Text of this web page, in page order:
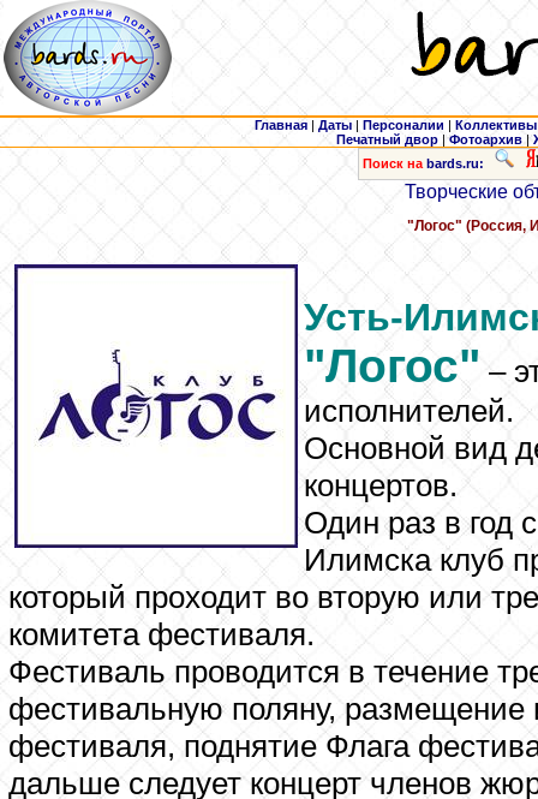
Главная | Даты | Персоналии | Коллективы
Печатный двор |Фотоархив |
Поиск на bards.ru:
Творческие
"Логос" (Россия,
Усть-
"Логос" –
исполнителей.
Основной вид
концертов.
Один раз в год
Илимска клуб
который проходит во вторую или
комитета фестиваля.
Фестиваль проводится в течение
фестивальную поляну, размещение
фестиваля, поднятие Флага
дальше следует концерт членов